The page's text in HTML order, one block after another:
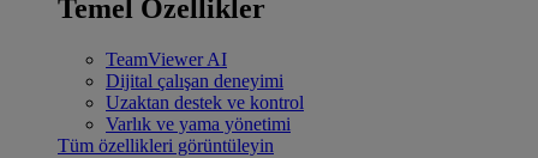
Temel Özellikler
TeamViewer AI
Dijital çalışan deneyimi
Uzaktan destek ve kontrol
Varlık ve yama yönetimi
Tüm özellikleri görüntüleyin